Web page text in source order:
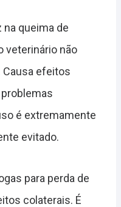
na queima de
veterinário não
Causa efeitos
é extremamente
evitado.
para perda de
colaterais. É